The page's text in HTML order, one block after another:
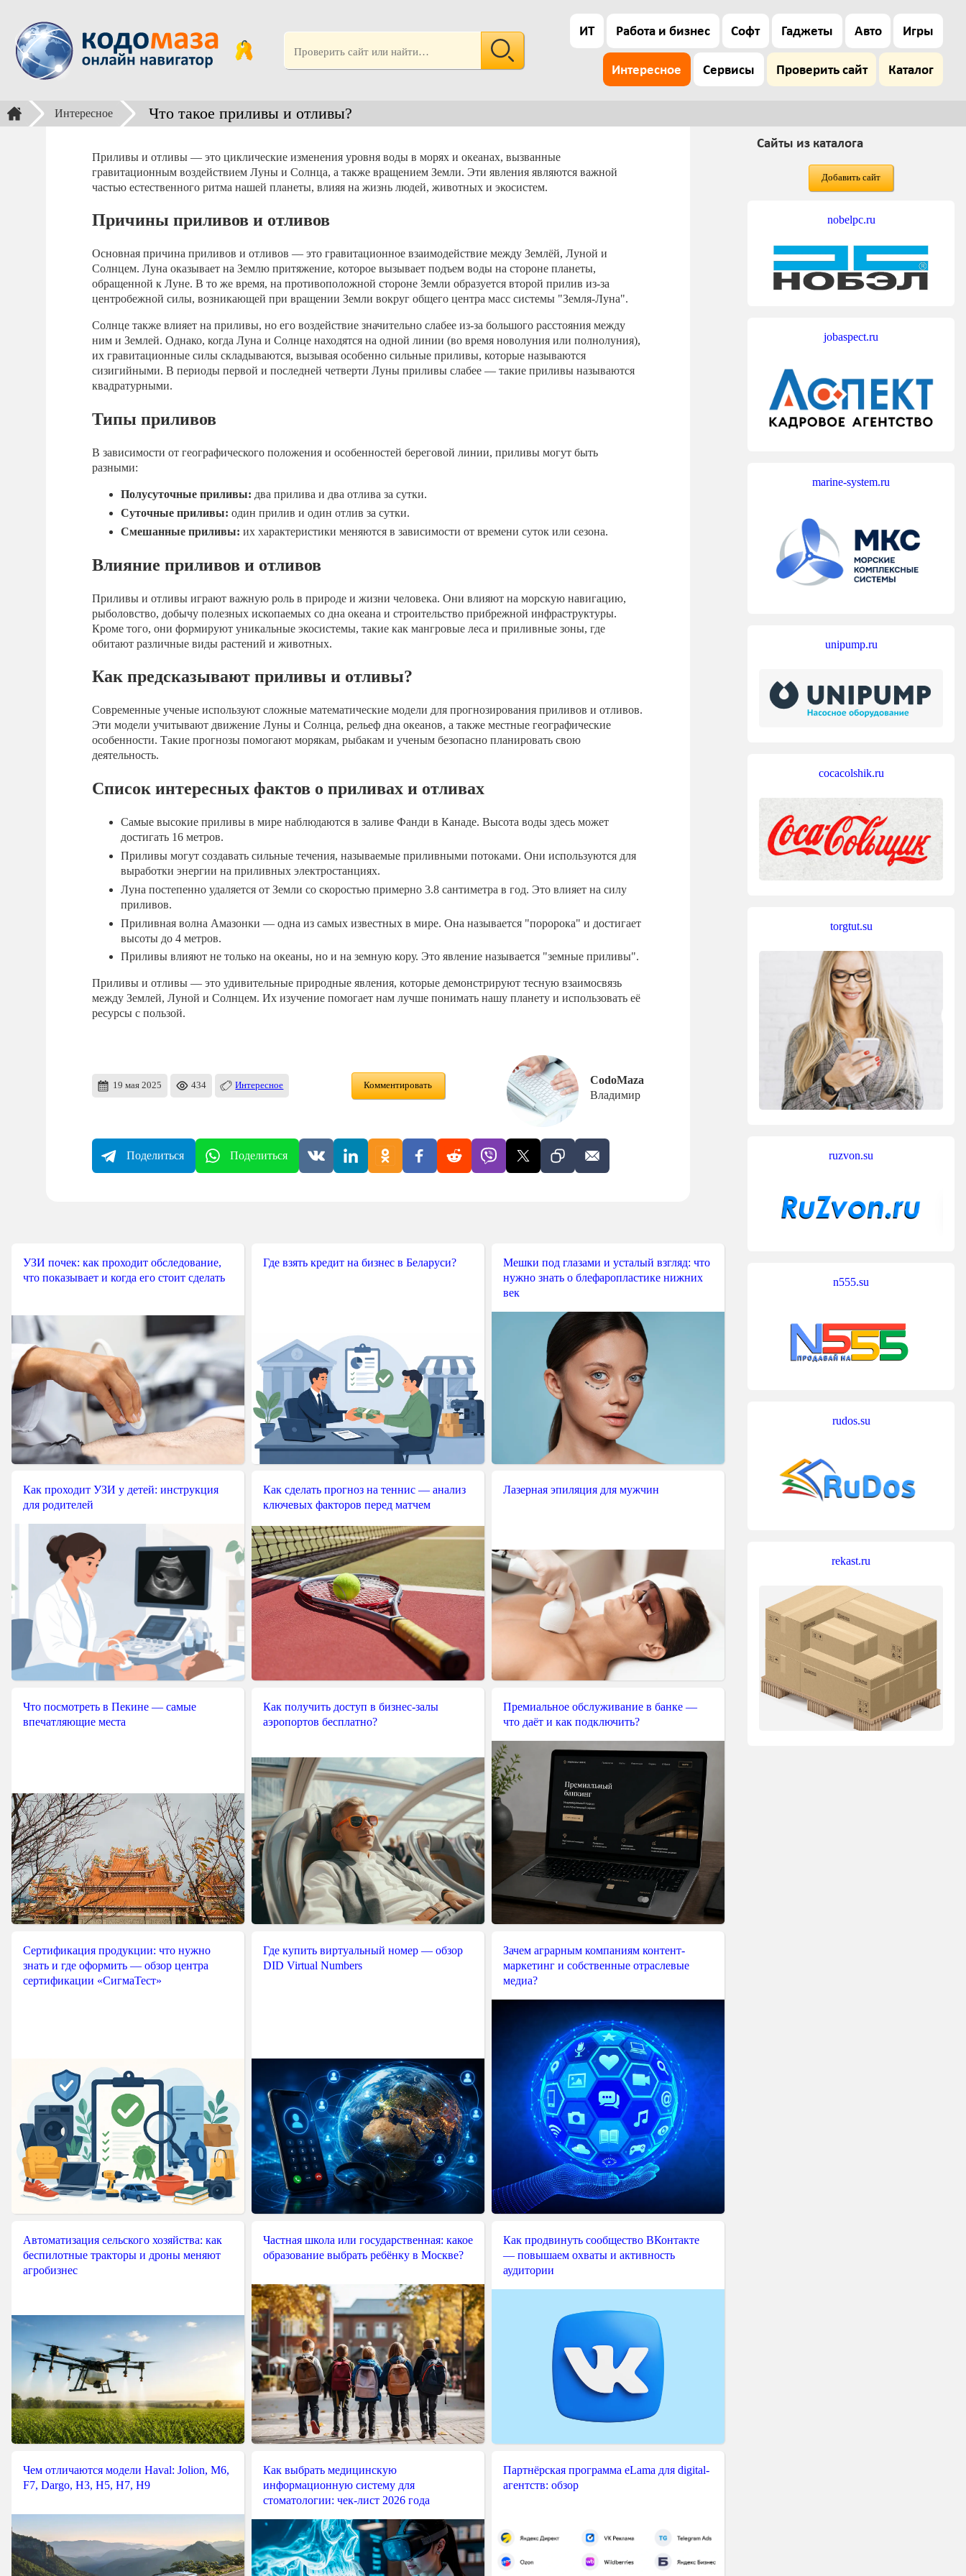
ИТ Работа и бизнес Софт Гаджеты Авто Игры
Интересное Сервисы Проверить сайт Каталог
Интересное Что такое приливы и отливы?
Приливы и отливы — это циклические изменения уровня воды в морях и океанах, вызванные
гравитационным воздействием Луны и Солнца, а также вращением Земли. Эти явления являются важной
частью естественного ритма нашей планеты, влияя на жизнь людей, животных и экосистем.
Причины приливов и отливов
Основная причина приливов и отливов — это гравитационное взаимодействие между Землёй, Луной и
Солнцем. Луна оказывает на Землю притяжение, которое вызывает подъем воды на стороне планеты,
обращенной к Луне. В то же время, на противоположной стороне Земли образуется второй прилив из-за
центробежной силы, возникающей при вращении Земли вокруг общего центра масс системы "Земля-Луна".
Солнце также влияет на приливы, но его воздействие значительно слабее из-за большого расстояния между
ним и Землей. Однако, когда Луна и Солнце находятся на одной линии (во время новолуния или полнолуния),
их гравитационные силы складываются, вызывая особенно сильные приливы, которые называются
сизигийными. В периоды первой и последней четверти Луны приливы слабее — такие приливы называются
квадратурными.
Типы приливов
В зависимости от географического положения и особенностей береговой линии, приливы могут быть
разными:
Полусуточные приливы: два прилива и два отлива за сутки.
Суточные приливы: один прилив и один отлив за сутки.
Смешанные приливы: их характеристики меняются в зависимости от времени суток или сезона.
Влияние приливов и отливов
Приливы и отливы играют важную роль в природе и жизни человека. Они влияют на морскую навигацию,
рыболовство, добычу полезных ископаемых со дна океана и строительство прибрежной инфраструктуры.
Кроме того, они формируют уникальные экосистемы, такие как мангровые леса и приливные зоны, где
обитают различные виды растений и животных.
Как предсказывают приливы и отливы?
Современные ученые используют сложные математические модели для прогнозирования приливов и отливов.
Эти модели учитывают движение Луны и Солнца, рельеф дна океанов, а также местные географические
особенности. Такие прогнозы помогают морякам, рыбакам и ученым безопасно планировать свою
деятельность.
Список интересных фактов о приливах и отливах
Самые высокие приливы в мире наблюдаются в заливе Фанди в Канаде. Высота воды здесь может
достигать 16 метров.
Приливы могут создавать сильные течения, называемые приливными потоками. Они используются для
выработки энергии на приливных электростанциях.
Луна постепенно удаляется от Земли со скоростью примерно 3.8 сантиметра в год. Это влияет на силу
приливов.
Приливная волна Амазонки — одна из самых известных в мире. Она называется "поророка" и достигает
высоты до 4 метров.
Приливы влияют не только на океаны, но и на земную кору. Это явление называется "земные приливы".
Приливы и отливы — это удивительные природные явления, которые демонстрируют тесную взаимосвязь
между Землей, Луной и Солнцем. Их изучение помогает нам лучше понимать нашу планету и использовать её
ресурсы с пользой.
19 мая 2025 434 Интересное Комментировать
CodoMaza
Владимир
Поделиться Поделиться
УЗИ почек: как проходит обследование,
что показывает и когда его стоит сделать
Где взять кредит на бизнес в Беларуси?
Мешки под глазами и усталый взгляд: что
нужно знать о блефаропластике нижних
век
Как проходит УЗИ у детей: инструкция
для родителей
Как сделать прогноз на теннис — анализ
ключевых факторов перед матчем
Лазерная эпиляция для мужчин
Что посмотреть в Пекине — самые
впечатляющие места
Как получить доступ в бизнес-залы
аэропортов бесплатно?
Премиальное обслуживание в банке —
что даёт и как подключить?
Сертификация продукции: что нужно
знать и где оформить — обзор центра
сертификации «СигмаТест»
Где купить виртуальный номер — обзор
DID Virtual Numbers
Зачем аграрным компаниям контент-
маркетинг и собственные отраслевые
медиа?
Автоматизация сельского хозяйства: как
беспилотные тракторы и дроны меняют
агробизнес
Частная школа или государственная: какое
образование выбрать ребёнку в Москве?
Как продвинуть сообщество ВКонтакте
— повышаем охваты и активность
аудитории
Чем отличаются модели Haval: Jolion, M6,
F7, Dargo, H3, H5, H7, H9
Как выбрать медицинскую
информационную систему для
стоматологии: чек-лист 2026 года
Партнёрская программа eLama для digital-
агентств: обзор
Сайты из каталога
Добавить сайт
nobelpc.ru
jobaspect.ru
marine-system.ru
unipump.ru
cocacolshik.ru
torgtut.su
ruzvon.su
n555.su
rudos.su
rekast.ru